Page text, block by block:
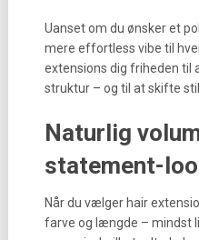
Uanset om du ønsker et
mere effortless vibe til
extensions dig friheden til
struktur – og til at skifte
Naturlig
statement-
Når du vælger hair
farve og længde – mindst